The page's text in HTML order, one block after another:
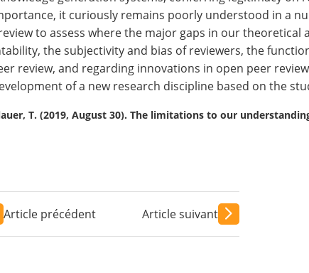
it curiously remains poorly understood in a
to assess where the major gaps in our
the subjectivity and bias of reviewers, the
review, and regarding innovations in open peer
of a new research discipline based on the
T. (2019, August 30). The limitations to our
Article précédent Article suivant